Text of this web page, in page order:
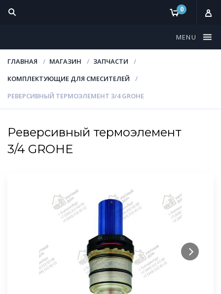
0
MENU
ГЛАВНАЯ МАГАЗИН
ЗАПЧАСТИ
КОМПЛЕКТУЮЩИЕ ДЛЯ СМЕСИТЕЛЕЙ
РЕВЕРСИВНЫЙ ТЕРМОЭЛЕМЕНТ 3/4 GROHE
Реверсивный термоэлемент
3/4 GROHE